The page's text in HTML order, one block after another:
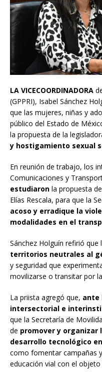
LA VICECOORDINADORA
(GPPRI), Isabel Sánchez
que las mujeres, niñas y
público del Estado de
la propuesta de la
y hostigamiento sexual
En reunión de trabajo, los
Comunicaciones y
estudiaron la propuesta
Elías Rescala, para que la
acoso y erradique la
modalidades en el
Sánchez Holguín refirió
territorios neutrales al
y seguridad que
movilizarse o transitar por
La priista agregó que, ante
intersectorial e
que la Secretaría de
de promover y organizar
desarrollo tecnológico
como fomentar campañas
educación vial con el